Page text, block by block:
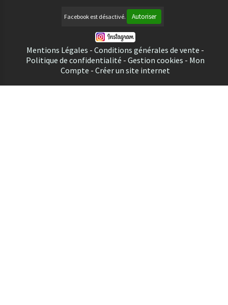
Facebook est désactivé. Autoriser
Mentions Légales
Conditions générales de vente
Politique de confidentialité
Gestion cookies
Mon
Compte
Créer un site internet